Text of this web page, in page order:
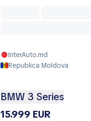
InterAuto.md
Republica Moldova
BMW 3 Series
15.999 EUR